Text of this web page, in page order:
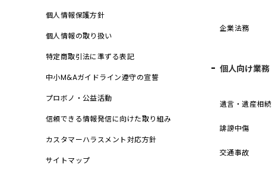
個人情報保護方針
個人情報の取り扱い
特定商取引法に準ずる表記
中小M&Aガイドライン遵守の宣誓
プロボノ・公益活動
信頼できる情報発信に向けた取り組み
カスタマーハラスメント対応方針
サイトマップ
企業法務
個人向け業務
遺言・遺産相続
誹謗中傷
交通事故